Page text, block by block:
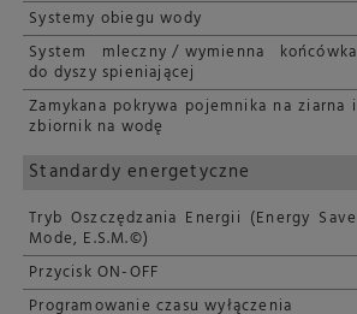
Systemy obiegu wody
System mleczny / wymienna końcówka
do dyszy spieniającej
Zamykana pokrywa pojemnika na ziarna i
zbiornik na wodę
Standardy energetyczne
Tryb Oszczędzania Energii (Energy Save
Mode, E.S.M.©)
Przycisk ON-OFF
Programowanie czasu wyłączenia